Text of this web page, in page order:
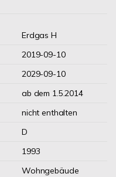
Erdgas H
2019-09-10
2029-09-10
ab dem 1.5.2014
nicht enthalten
D
1993
Wohngebäude